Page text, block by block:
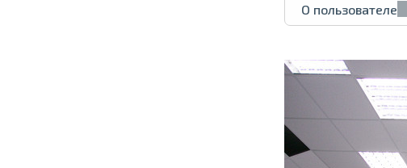
О пользователе